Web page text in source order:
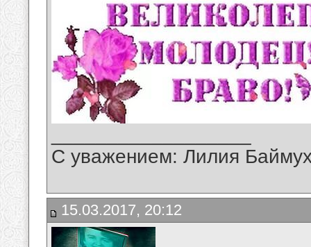
С уважением: Лилия
15.03.2017, 20:12